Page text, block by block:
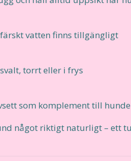
vatten finns tillgängligt
torrt eller i frys
som komplement till
något riktigt naturligt – ett